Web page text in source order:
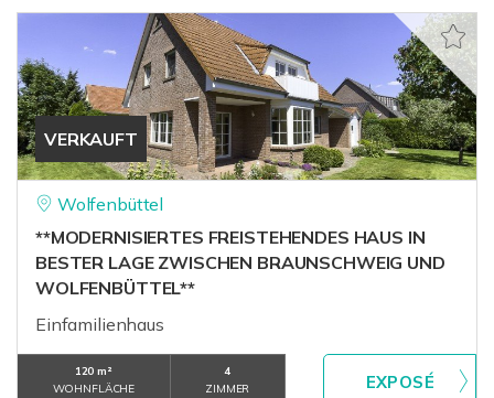
VERKAUFT
Wolfenbüttel
**MODERNISIERTES FREISTEHENDES HAUS IN
BESTER LAGE ZWISCHEN BRAUNSCHWEIG UND
WOLFENBÜTTEL**
Einfamilienhaus
120 m²
WOHNFLÄCHE
4
ZIMMER